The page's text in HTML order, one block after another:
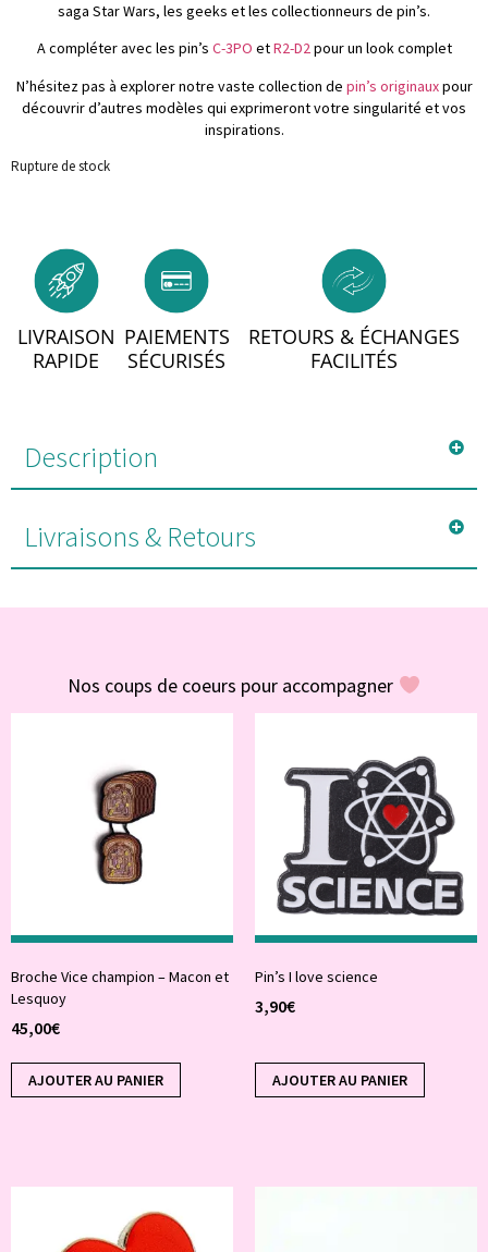
saga Star Wars, les geeks et les collectionneurs de pin’s.
A compléter avec les pin’s C-3PO etR2-D2pour un look complet
N’hésitez pas à explorer notre vaste collection de pin’s originauxpour
découvrir d’autres modèles qui exprimeront votre singularité et vos
inspirations.
Rupture de stock
LIVRAISON
RAPIDE
PAIEMENTS
SÉCURISÉS
RETOURS & ÉCHANGES
FACILITÉS
Description
Livraisons & Retours
Nos coups de coeurs pour accompagner
Broche Vice champion – Macon et
Lesquoy
45,00€
AJOUTER AU PANIER
Pin’s I love science
3,90€
AJOUTER AU PANIER